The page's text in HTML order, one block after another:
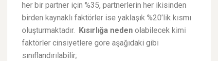
her bir partner için %35, partnerlerin her ikisinden
birden kaynaklı faktörler ise yaklaşık %20’lik kısmı
oluşturmaktadır.
Kısırlığa neden olabilecek kimi
faktörler cinsiyetlere göre aşağıdaki gibi
sınıflandırılabilir;